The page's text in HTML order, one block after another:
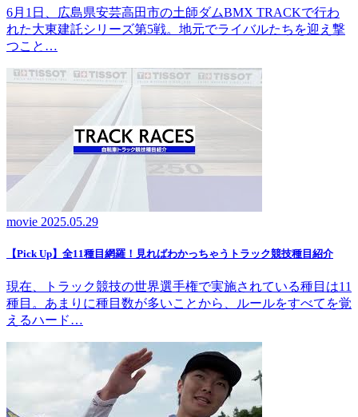
6月1日、広島県安芸高田市の土師ダムBMX TRACKで行わ
れた大東建託シリーズ第5戦。地元でライバルたちを迎え撃
つこと…
movie 2025.05.29
【Pick Up】全11種目網羅！見ればわかっちゃうトラック競技種目紹介
現在、トラック競技の世界選手権で実施されている種目は11
種目。あまりに種目数が多いことから、ルールをすべてを覚
えるハード…